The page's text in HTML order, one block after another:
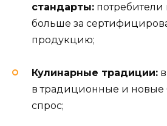
стандарты: потребители
больше за
продукцию;
Кулинарные традиции:
в традиционные и
спрос;